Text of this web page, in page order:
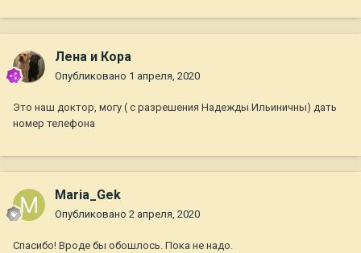
Лена и Кора
Опубликовано 1 апреля, 2020
Это наш доктор, могу ( с разрешения Надежды Ильиничны) дать
номер телефона
Maria_Gek
Опубликовано 2 апреля, 2020
Спасибо! Вроде бы обошлось. Пока не надо.